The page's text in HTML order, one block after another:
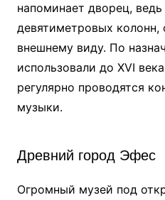
напоминает дворец,
девятиметровых
внешнему виду. По
использовали до XVI
регулярно проводятся
музыки.
Древний город Эфес
Огромный музей под